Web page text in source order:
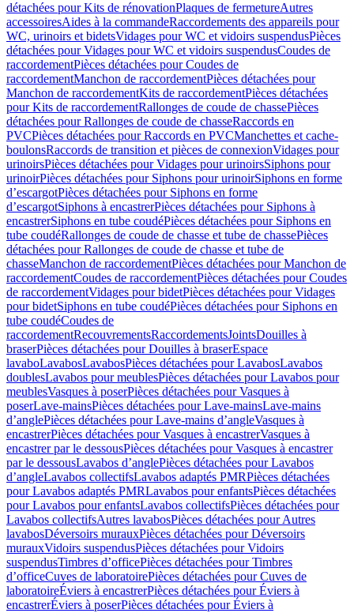
détachées pour Kits de rénovationPlaques de fermetureAutres
accessoiresAides à la commandeRaccordements des appareils pour
WC, urinoirs et bidetsVidages pour WC et vidoirs suspendusPièces
détachées pour Vidages pour WC et vidoirs suspendusCoudes de
raccordementPièces détachées pour Coudes de
raccordementManchon de raccordementPièces détachées pour
Manchon de raccordementKits de raccordementPièces détachées
pour Kits de raccordementRallonges de coude de chassePièces
détachées pour Rallonges de coude de chasseRaccords en
PVCPièces détachées pour Raccords en PVCManchettes et cache-
boulonsRaccords de transition et pièces de connexionVidages pour
urinoirsPièces détachées pour Vidages pour urinoirsSiphons pour
urinoirPièces détachées pour Siphons pour urinoirSiphons en forme
d’escargotPièces détachées pour Siphons en forme
d’escargotSiphons à encastrerPièces détachées pour Siphons à
encastrerSiphons en tube coudéPièces détachées pour Siphons en
tube coudéRallonges de coude de chasse et tube de chassePièces
détachées pour Rallonges de coude de chasse et tube de
chasseManchon de raccordementPièces détachées pour Manchon de
raccordementCoudes de raccordementPièces détachées pour Coudes
de raccordementVidages pour bidetPièces détachées pour Vidages
pour bidetSiphons en tube coudéPièces détachées pour Siphons en
tube coudéCoudes de
raccordementRecouvrementsRaccordementsJointsDouilles à
braserPièces détachées pour Douilles à braserEspace
lavaboLavabosLavabosPièces détachées pour LavabosLavabos
doublesLavabos pour meublesPièces détachées pour Lavabos pour
meublesVasques à poserPièces détachées pour Vasques à
poserLave-mainsPièces détachées pour Lave-mainsLave-mains
d’anglePièces détachées pour Lave-mains d’angleVasques à
encastrerPièces détachées pour Vasques à encastrerVasques à
encastrer par le dessousPièces détachées pour Vasques à encastrer
par le dessousLavabos d’anglePièces détachées pour Lavabos
d’angleLavabos collectifsLavabos adaptés PMRPièces détachées
pour Lavabos adaptés PMRLavabos pour enfantsPièces détachées
pour Lavabos pour enfantsLavabos collectifsPièces détachées pour
Lavabos collectifsAutres lavabosPièces détachées pour Autres
lavabosDéversoirs murauxPièces détachées pour Déversoirs
murauxVidoirs suspendusPièces détachées pour Vidoirs
suspendusTimbres dʼofficePièces détachées pour Timbres
dʼofficeCuves de laboratoirePièces détachées pour Cuves de
laboratoireÉviers à encastrerPièces détachées pour Éviers à
encastrerÉviers à poserPièces détachées pour Éviers à